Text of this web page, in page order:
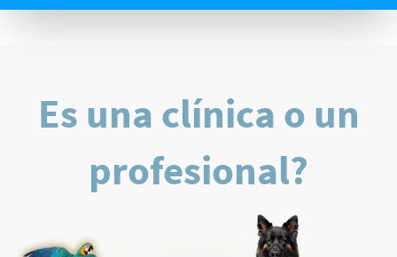
Es una clínica o un
profesional?